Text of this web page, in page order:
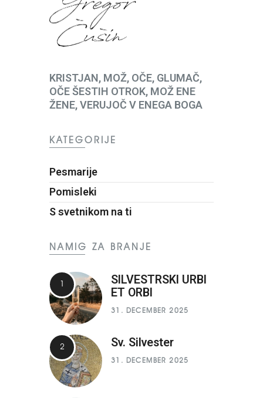
KRISTJAN, MOŽ, OČE, GLUMAČ,
OČE ŠESTIH OTROK, MOŽ ENE
ŽENE, VERUJOČ V ENEGA BOGA
KATEGORIJE
Pesmarije
Pomisleki
S svetnikom na ti
NAMIG ZA BRANJE
SILVESTRSKI URBI
ET ORBI
31. DECEMBER 2025
Sv. Silvester
31. DECEMBER 2025